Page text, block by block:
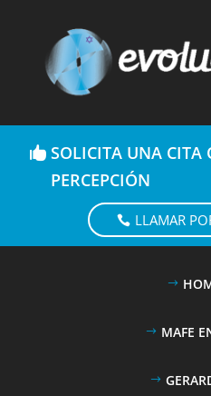
SOLICITA UNA CITA
PERCEPCIÓN
LLAMAR
MAFE